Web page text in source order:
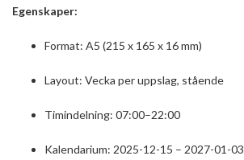
Egenskaper:
Format: A5 (215 x 165 x 16 mm)
Layout: Vecka per uppslag, stående
Timindelning: 07:00–22:00
Kalendarium: 2025-12-15 – 2027-01-03